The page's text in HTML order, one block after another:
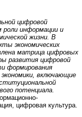
цифровой
роли информации и
жизни. В
экономических
матрица цифровых
развития цифровой
формирования
включающие
потенциала.
цифровая культура.